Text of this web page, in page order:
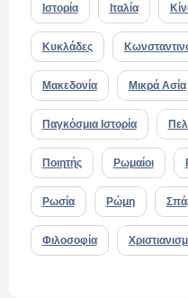
Ιστορία Ιταλία
Κυκλάδες
Μακεδονία Μικρά Ασία
Παγκόσμια Ιστορία
Ποιητής Ρωμαίοι
Ρωσία Ρώμη
Φιλοσοφία